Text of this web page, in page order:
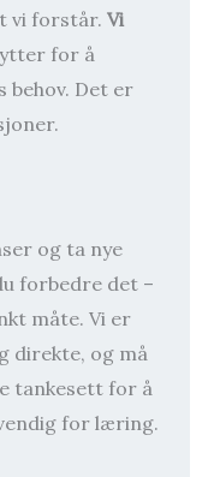
vi forstår. Vi
for å
behov. Det er
og ta nye
forbedre det –
måte. Vi er
direkte, og må
tankesett for å
for læring.